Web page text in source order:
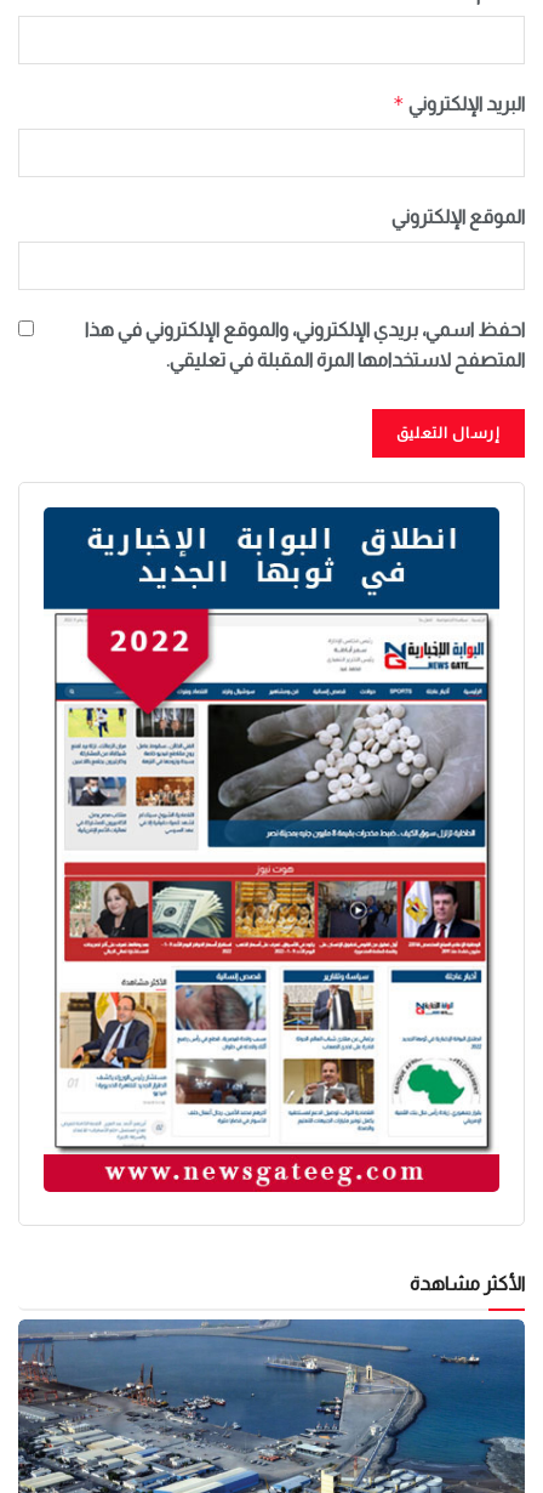
البريد الإلكتروني*
الموقع الإلكتروني
احفظ اسمي، بريدي الإلكتروني، والموقع الإلكتروني في هذا
المتصفح لاستخدامها المرة المقبلة في تعليقي.
الأكثر مشاهدة